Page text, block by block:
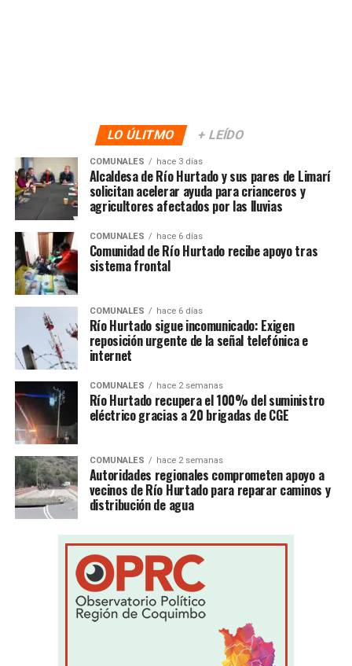
LO ÚLITMO + LEÍDO
COMUNALES hace 3 días
Alcaldesa de Río Hurtado y sus pares de Limarí
solicitan acelerar ayuda para crianceros y
agricultores afectados por las lluvias
COMUNALES hace 6 días
Comunidad de Río Hurtado recibe apoyo tras
sistema frontal
COMUNALES hace 6 días
Río Hurtado sigue incomunicado: Exigen
reposición urgente de la señal telefónica e
internet
COMUNALES hace 2 semanas
Río Hurtado recupera el 100% del suministro
eléctrico gracias a 20 brigadas de CGE
COMUNALES hace 2 semanas
Autoridades regionales comprometen apoyo a
vecinos de Río Hurtado para reparar caminos y
distribución de agua